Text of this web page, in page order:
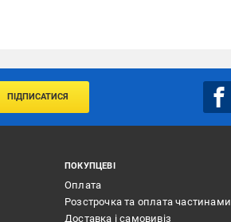
ПІДПИСАТИСЯ
ПОКУПЦЕВІ
Оплата
Розстрочка та оплата частинами
Доставка і самовивіз